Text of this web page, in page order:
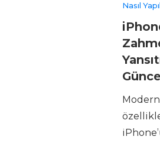
Nasıl
Modern